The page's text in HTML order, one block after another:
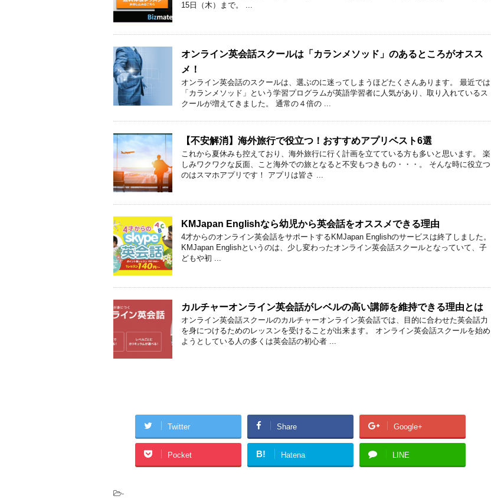
15日（木）まで。 ...
オンライン英会話スクールは「カランメソッド」のあるところがオスス
メ！
オンライン英会話のスクールは、選ぶのに迷ってしまうほどたくさんあります。 最近では
「カランメソッド」という学習プログラムが英語学習者に人気があり、取り入れているス
クールが増えてきました。 通常の４倍の ...
【不安解消】海外旅行で役立つ！おすすめアプリベスト6選
これから夏休みも控えており、海外旅行に行く計画を立てている方も多いと思います。 楽
しみワクワクな反面、こと海外での旅となると不安もつきもの・・・。 そんな時に役立つ
のはスマホアプリです！ アプリは皆さ ...
KMJapan Englishなら幼児から英会話をオススメできる理由
4才からのオンライン英会話をサポートするKMJapan Englishのサービスは終了しました。
KMJapan Englishというのは、少し変わったオンライン英会話スクールとなっていて、子
どもや初 ...
カルチャーオンライン英会話がレベルの高い講師を維持できる理由とは
オンライン英会話スクールのカルチャーオンライン英会話では、目的に合わせた英会話力
を身につけるためのレッスンを受けることが出来ます。 オンライン英会話スクールを始め
ようとしている人の多くは英会話の初心者 ...
Twitter Share Google+
Pocket B! Hatena LINE
-